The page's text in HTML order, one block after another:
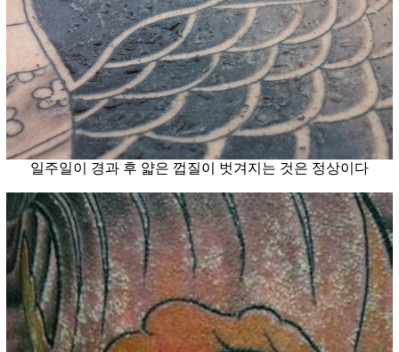
일주일이 경과 후 얇은 껍질이 벗겨지는 것은 정상이다